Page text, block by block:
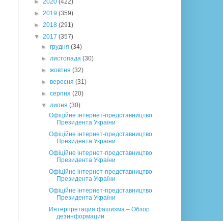
► 2020 (422)
► 2019 (359)
► 2018 (291)
▼ 2017 (357)
►грудня(34)
►листопада(30)
►жовтня(32)
►вересня(31)
►серпня(20)
▼липня(30)
Офіційне інтернет-представництво
Президента України
Офіційне інтернет-представництво
Президента України
Офіційне інтернет-представництво
Президента України
Офіційне інтернет-представництво
Президента України
Офіційне інтернет-представництво
Президента України
Интерпретация фашизма – Обзор
дезинформации